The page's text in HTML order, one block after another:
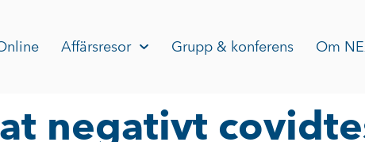
Affärsresor Grupp & konferens Om
negativt